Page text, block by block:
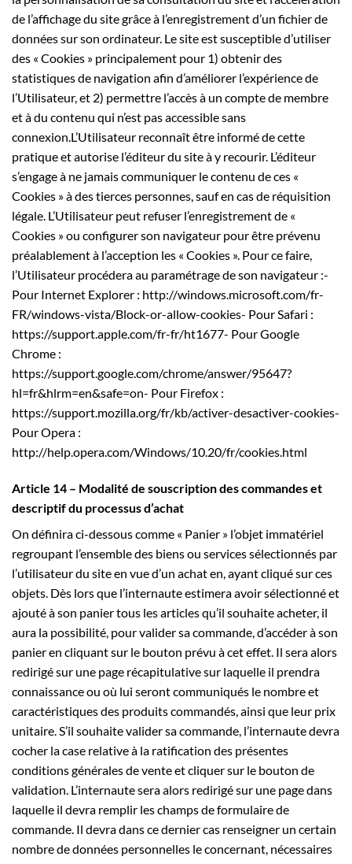
de l’affichage du site grâce à l’enregistrement d’un fichier de
données sur son ordinateur. Le site est susceptible d’utiliser
des « Cookies » principalement pour 1) obtenir des
statistiques de navigation afin d’améliorer l’expérience de
l’Utilisateur, et 2) permettre l’accès à un compte de membre
et à du contenu qui n’est pas accessible sans
connexion.L’Utilisateur reconnaît être informé de cette
pratique et autorise l’éditeur du site à y recourir. L’éditeur
s’engage à ne jamais communiquer le contenu de ces «
Cookies » à des tierces personnes, sauf en cas de réquisition
légale. L’Utilisateur peut refuser l’enregistrement de «
Cookies » ou configurer son navigateur pour être prévenu
préalablement à l’acception les « Cookies ». Pour ce faire,
l’Utilisateur procédera au paramétrage de son navigateur :-
Pour Internet Explorer : http://windows.microsoft.com/fr-
FR/windows-vista/Block-or-allow-cookies- Pour Safari :
https://support.apple.com/fr-fr/ht1677- Pour Google
Chrome :
https://support.google.com/chrome/answer/95647?
hl=fr&hlrm=en&safe=on- Pour Firefox :
https://support.mozilla.org/fr/kb/activer-desactiver-cookies-
Pour Opera :
http://help.opera.com/Windows/10.20/fr/cookies.html
Article 14 – Modalité de souscription des commandes et
descriptif du processus d’achat
On définira ci-dessous comme « Panier » l’objet immatériel
regroupant l’ensemble des biens ou services sélectionnés par
l’utilisateur du site en vue d’un achat en, ayant cliqué sur ces
objets. Dès lors que l’internaute estimera avoir sélectionné et
ajouté à son panier tous les articles qu’il souhaite acheter, il
aura la possibilité, pour valider sa commande, d’accéder à son
panier en cliquant sur le bouton prévu à cet effet. Il sera alors
redirigé sur une page récapitulative sur laquelle il prendra
connaissance ou où lui seront communiqués le nombre et
caractéristiques des produits commandés, ainsi que leur prix
unitaire. S’il souhaite valider sa commande, l’internaute devra
cocher la case relative à la ratification des présentes
conditions générales de vente et cliquer sur le bouton de
validation. L’internaute sera alors redirigé sur une page dans
laquelle il devra remplir les champs de formulaire de
commande. Il devra dans ce dernier cas renseigner un certain
nombre de données personnelles le concernant, nécessaires